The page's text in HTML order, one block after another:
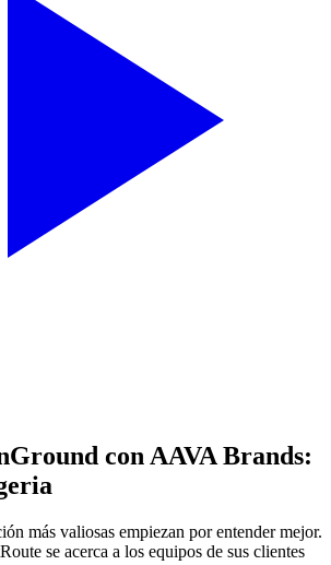
con AAVA Brands:
más valiosas empiezan por entender mejor.
se acerca a los equipos de sus clientes